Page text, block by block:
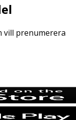
vill prenumerera